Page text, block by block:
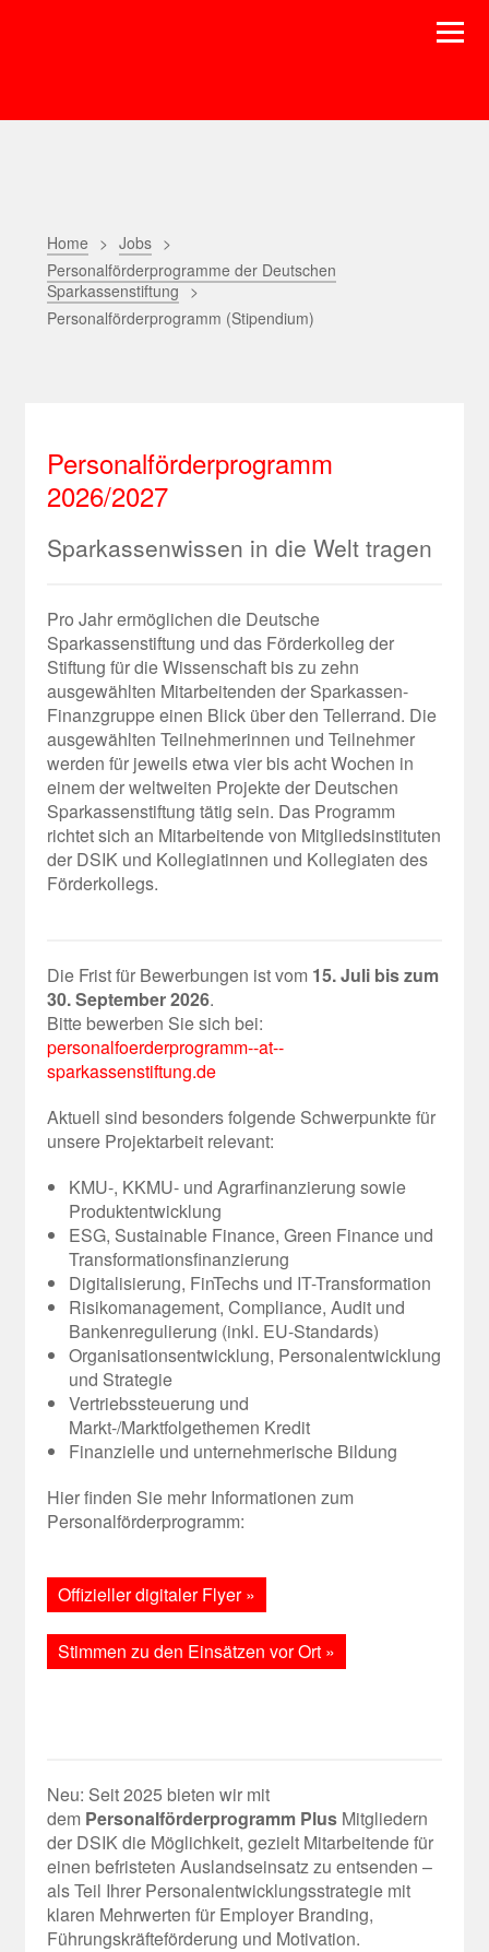
Home
Jobs
Personalförderprogramme der Deutschen
Sparkassenstiftung
Personalförderprogramm (Stipendium)
Personalförderprogramm
2026/2027
Sparkassenwissen in die Welt tragen
Pro Jahr ermöglichen die Deutsche
Sparkassenstiftung und das Förderkolleg der
Stiftung für die Wissenschaft bis zu zehn
ausgewählten Mitarbeitenden der Sparkassen-
Finanzgruppe einen Blick über den Tellerrand. Die
ausgewählten Teilnehmerinnen und Teilnehmer
werden für jeweils etwa vier bis acht Wochen in
einem der weltweiten Projekte der Deutschen
Sparkassenstiftung tätig sein. Das Programm
richtet sich an Mitarbeitende von Mitgliedsinstituten
der DSIK und Kollegiatinnen und Kollegiaten des
Förderkollegs.
Die Frist für Bewerbungen ist vom 15. Juli bis zum
30. September 2026.
Bitte bewerben Sie sich bei:
personalfoerderprogramm--at--
sparkassenstiftung.de
Aktuell sind besonders folgende Schwerpunkte für
unsere Projektarbeit relevant:
KMU-, KKMU- und Agrarfinanzierung sowie
Produktentwicklung
ESG, Sustainable Finance, Green Finance und
Transformationsfinanzierung
Digitalisierung, FinTechs und IT-Transformation
Risikomanagement, Compliance, Audit und
Bankenregulierung (inkl. EU-Standards)
Organisationsentwicklung, Personalentwicklung
und Strategie
Vertriebssteuerung und
Markt-/Marktfolgethemen Kredit
Finanzielle und unternehmerische Bildung
Hier finden Sie mehr Informationen zum
Personalförderprogramm:
Offizieller digitaler Flyer »
Stimmen zu den Einsätzen vor Ort »
Neu: Seit 2025 bieten wir mit
dem Personalförderprogramm Plus Mitgliedern
der DSIK die Möglichkeit, gezielt Mitarbeitende für
einen befristeten Auslandseinsatz zu entsenden –
als Teil Ihrer Personalentwicklungsstrategie mit
klaren Mehrwerten für Employer Branding,
Führungskräfteförderung und Motivation.